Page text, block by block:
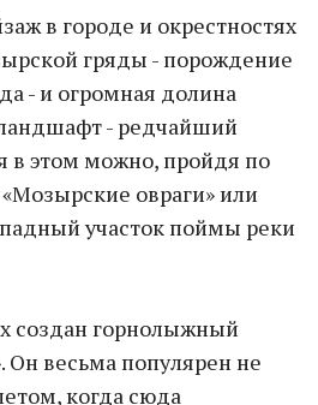
в городе и окрестностях
гряды - порождение
- и огромная долина
- редчайший
в этом можно, пройдя по
овраги» или
участок поймы реки
создан горнолыжный
весьма популярен не
когда сюда